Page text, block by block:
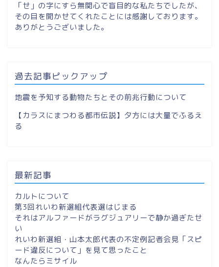
「せ」の字にすら無関心で盲目的な私たちでしたが、
その目を開かせてくれたことには感謝しております。
ありがとうございました。
過去記事ピックアップ
地震を予知する動物たちとその前兆行動について
【カラスにまつわる都市伝説】夕方には大量でふるえ
る
最新記事
カルトについて
第3回れいわ新選組代表選はじまる
それはアルファードがラグジュアリーで静か過ぎたせ
い
れいわ新選組・山本太郎代表の不定例記者会見「スピ
ード違反について」を見て思ったこと
なんたらミサイル